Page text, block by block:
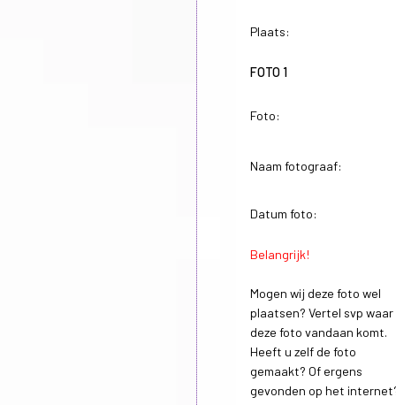
Plaats:
FOTO 1
Foto:
Naam fotograaf:
Datum foto:
Belangrijk!
Mogen wij deze foto wel
plaatsen? Vertel svp waar
deze foto vandaan komt.
Heeft u zelf de foto
gemaakt? Of ergens
gevonden op het